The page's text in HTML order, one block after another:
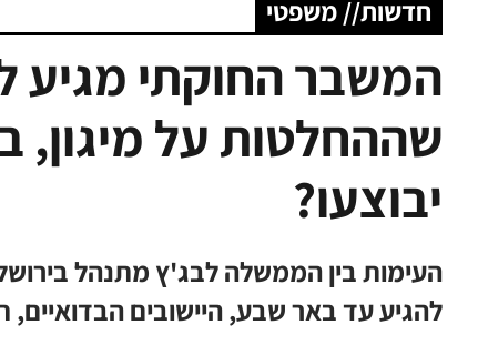
חדשות// משפטי
המשבר החוקתי מגיע
שההחלטות על מיגון,
יבוצעו?
העימות בין הממשלה לבג'ץ מתנהל
להגיע עד באר שבע, היישובים הבדואיים,